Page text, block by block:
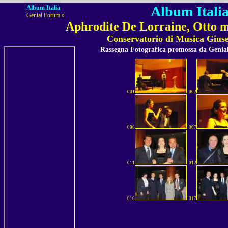
Album Italia
Genial Forum »
Album
Aphrodite De Lorraine, Otto
Conservatorio di Musica
Rassegna Fotografica promossa da
001 002
006 007
011 012
016 017